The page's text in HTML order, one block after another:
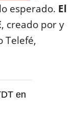
esperado. El
, creado por y
Telefé,
en